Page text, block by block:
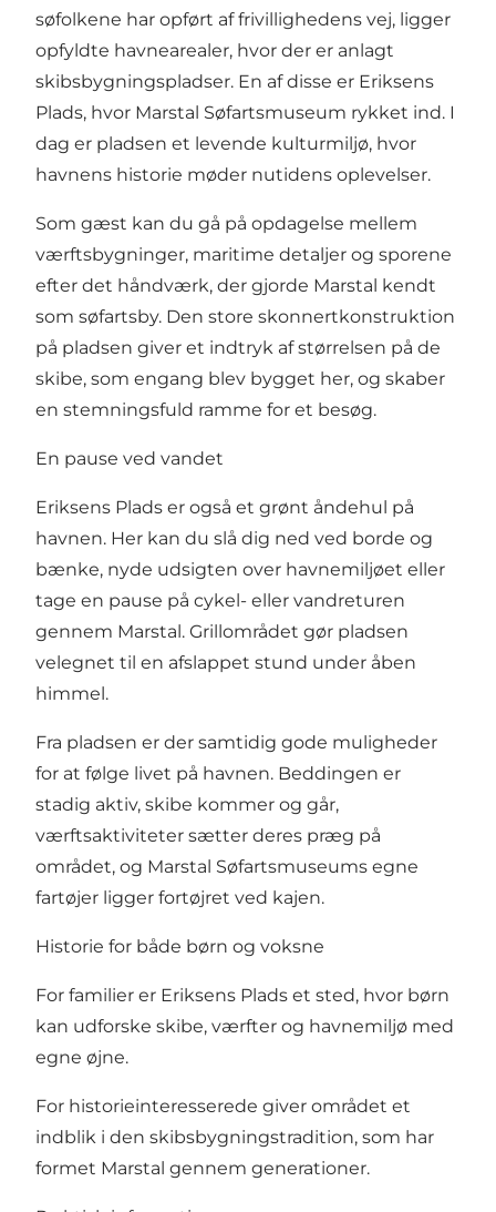
søfolkene har opført af frivillighedens vej, ligger
opfyldte havnearealer, hvor der er anlagt
skibsbygningspladser. En af disse er Eriksens
Plads, hvor Marstal Søfartsmuseum rykket ind. I
dag er pladsen et levende kulturmiljø, hvor
havnens historie møder nutidens oplevelser.
Som gæst kan du gå på opdagelse mellem
værftsbygninger, maritime detaljer og sporene
efter det håndværk, der gjorde Marstal kendt
som søfartsby. Den store skonnertkonstruktion
på pladsen giver et indtryk af størrelsen på de
skibe, som engang blev bygget her, og skaber
en stemningsfuld ramme for et besøg.
En pause ved vandet
Eriksens Plads er også et grønt åndehul på
havnen. Her kan du slå dig ned ved borde og
bænke, nyde udsigten over havnemiljøet eller
tage en pause på cykel- eller vandreturen
gennem Marstal. Grillområdet gør pladsen
velegnet til en afslappet stund under åben
himmel.
Fra pladsen er der samtidig gode muligheder
for at følge livet på havnen. Beddingen er
stadig aktiv, skibe kommer og går,
værftsaktiviteter sætter deres præg på
området, og Marstal Søfartsmuseums egne
fartøjer ligger fortøjret ved kajen.
Historie for både børn og voksne
For familier er Eriksens Plads et sted, hvor børn
kan udforske skibe, værfter og havnemiljø med
egne øjne.
For historieinteresserede giver området et
indblik i den skibsbygningstradition, som har
formet Marstal gennem generationer.